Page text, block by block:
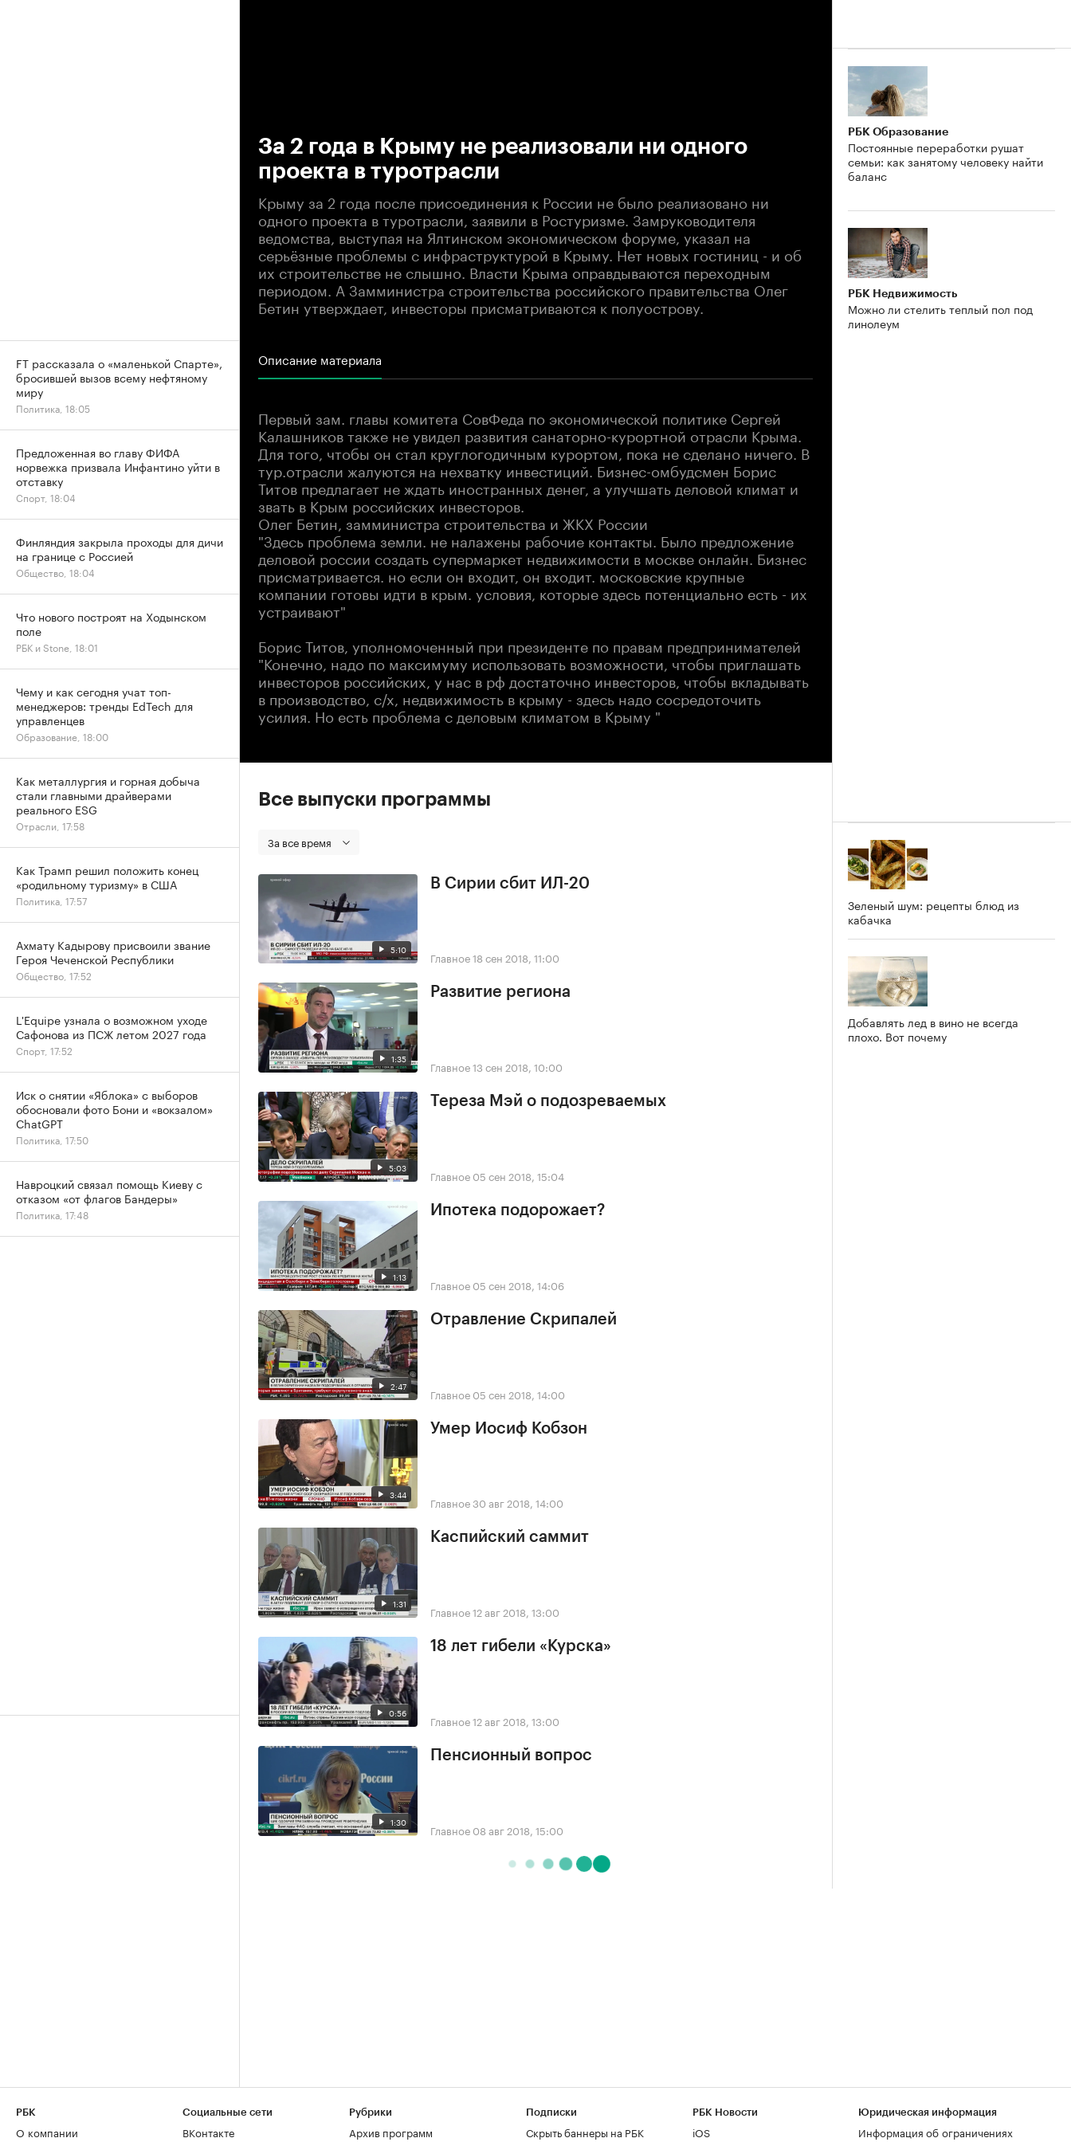
За 2 года в Крыму не реализовали ни одного
проекта в туротрасли
Крыму за 2 года после присоединения к России не было реализовано ни
одного проекта в туротрасли, заявили в Ростуризме. Замруководителя
ведомства, выступая на Ялтинском экономическом форуме, указал на
серьёзные проблемы с инфраструктурой в Крыму. Нет новых гостиниц - и об
их строительстве не слышно. Власти Крыма оправдываются переходным
периодом. А Замминистра строительства российского правительства Олег
Бетин утверждает, инвесторы присматриваются к полуострову.
Описание материала
Первый зам. главы комитета СовФеда по экономической политике Сергей
Калашников также не увидел развития санаторно-курортной отрасли Крыма.
Для того, чтобы он стал круглогодичным курортом, пока не сделано ничего. В
тур.отрасли жалуются на нехватку инвестиций. Бизнес-омбудсмен Борис
Титов предлагает не ждать иностранных денег, а улучшать деловой климат и
звать в Крым российских инвесторов.
Олег Бетин, замминистра строительства и ЖКХ России
"Здесь проблема земли. не налажены рабочие контакты. Было предложение
деловой россии создать супермаркет недвижимости в москве онлайн. Бизнес
присматривается. но если он входит, он входит. московские крупные
компании готовы идти в крым. условия, которые здесь потенциально есть - их
устраивают"
Борис Титов, уполномоченный при президенте по правам предпринимателей
"Конечно, надо по максимуму использовать возможности, чтобы приглашать
инвесторов российских, у нас в рф достаточно инвесторов, чтобы вкладывать
в производство, с/х, недвижимость в крыму - здесь надо сосредоточить
усилия. Но есть проблема с деловым климатом в Крыму "
Все выпуски программы
За все время
5:10
В Сирии сбит ИЛ-20
Главное18 сен 2018, 11:00
1:35
Развитие региона
Главное13 сен 2018, 10:00
5:03
Тереза Мэй о подозреваемых
Главное 05 сен 2018, 15:04
1:13
Ипотека подорожает?
Главное 05 сен 2018, 14:06
2:47
Отравление Скрипалей
Главное 05 сен 2018, 14:00
3:44
Умер Иосиф Кобзон
Главное30 авг 2018, 14:00
1:31
Каспийский саммит
Главное12 авг 2018, 13:00
0:56
18 лет гибели «Курска»
Главное12 авг 2018, 13:00
1:30
Пенсионный вопрос
Главное 08 авг 2018, 15:00
РБК Образование
Постоянные переработки рушат
семьи: как занятому человеку найти
баланс
РБК Недвижимость
Можно ли стелить теплый пол под
линолеум
Зеленый шум: рецепты блюд из
кабачка
Добавлять лед в вино не всегда
плохо. Вот почему
FT рассказала о «маленькой Спарте»,
бросившей вызов всему нефтяному
миру
Политика, 18:05
Предложенная во главу ФИФА
норвежка призвала Инфантино уйти в
отставку
Спорт, 18:04
Финляндия закрыла проходы для дичи
на границе с Россией
Общество, 18:04
Что нового построят на Ходынском
поле
РБК и Stone, 18:01
Чему и как сегодня учат топ-
менеджеров: тренды EdTech для
управленцев
Образование, 18:00
Как металлургия и горная добыча
стали главными драйверами
реального ESG
Отрасли, 17:58
Как Трамп решил положить конец
«родильному туризму» в США
Политика, 17:57
Ахмату Кадырову присвоили звание
Героя Чеченской Республики
Общество, 17:52
L'Equipe узнала о возможном уходе
Сафонова из ПСЖ летом 2027 года
Спорт, 17:52
Иск о снятии «Яблока» с выборов
обосновали фото Бони и «вокзалом»
ChatGPT
Политика, 17:50
Навроцкий связал помощь Киеву с
отказом «от флагов Бандеры»
Политика, 17:48
РБК
О компании
Социальные сети
ВКонтакте
Рубрики
Архив программ
Подписки
Скрыть баннеры на РБК
РБК Новости
iOS
Юридическая информация
Информация об ограничениях